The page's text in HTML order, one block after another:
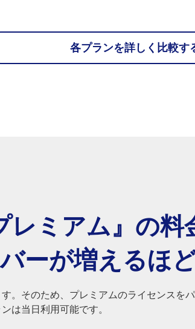
各プランを詳しく比較す
レミアム』の料
ーが増えるほ
。そのため、プレミアムのライセンスを
は当日利用可能です。